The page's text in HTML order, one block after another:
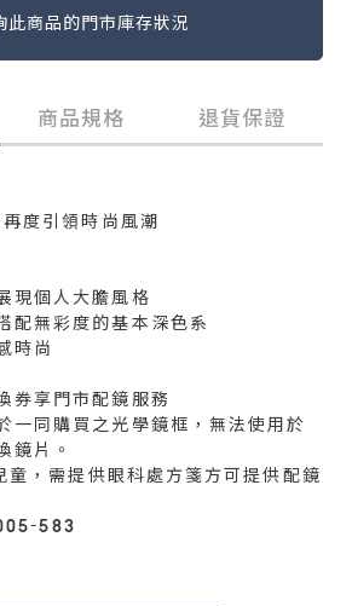
此商品的門市庫存狀況
商品規格 退貨保證
度引領時尚風潮
現個人大膽風格
配無彩度的基本深色系
時尚
券享門市配鏡服務
一同購買之光學鏡框，無法使用於
鏡片。
，需提供眼科處方箋方可提供配鏡
583